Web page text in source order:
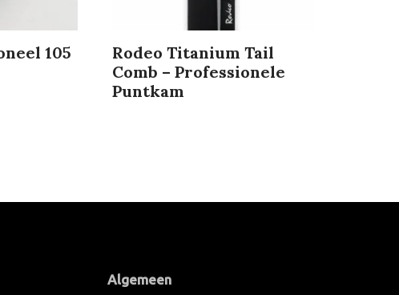
105
Rodeo Titanium Tail
Comb – Professionele
Puntkam
Algemeen